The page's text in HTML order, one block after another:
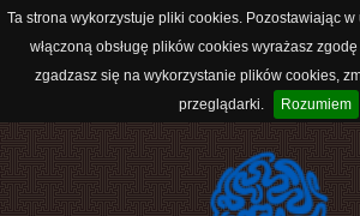
Ta strona wykorzystuje pliki cookies. Pozostawiając
włączoną obsługę plików cookies wyrażasz
zgadzasz się na wykorzystanie plików cookies,
przeglądarki.
Rozumiem